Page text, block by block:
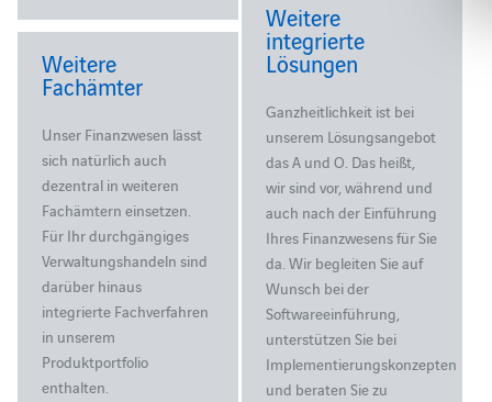
Weitere
integrierte
Lösungen
Ganzheitlichkeit ist bei
unserem Lösungsangebot
das A und O. Das heißt,
wir sind vor, während und
auch nach der Einführung
Ihres Finanzwesens für Sie
da. Wir begleiten Sie auf
Wunsch bei der
Softwareeinführung,
unterstützen Sie bei
Implementierungskonzepten
und beraten Sie zu
Weitere
Fachämter
Unser Finanzwesen lässt
sich natürlich auch
dezentral in weiteren
Fachämtern einsetzen.
Für Ihr durchgängiges
Verwaltungshandeln sind
darüber hinaus
integrierte Fachverfahren
in unserem
Produktportfolio
enthalten.